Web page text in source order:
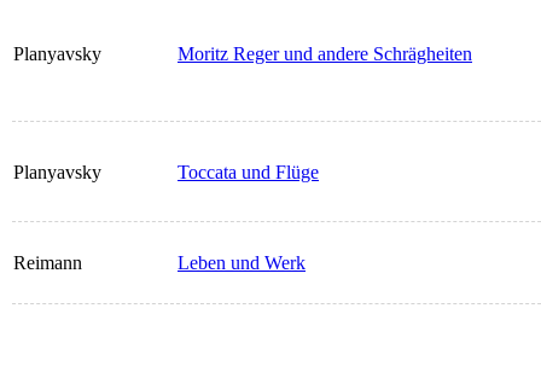
Planyavsky Moritz Reger und andere Schrägheiten
Planyavsky Toccata und Flüge
Reimann Leben und Werk